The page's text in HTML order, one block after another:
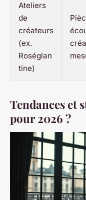
Ateliers
de
créateurs
(ex.
Roséglan
tine)
Tendances et
pour 2026 ?